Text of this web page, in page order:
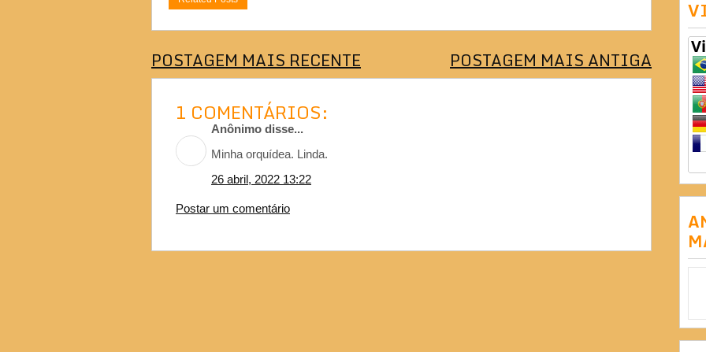
POSTAGEM MAIS RECENTE POSTAGEM MAIS ANTIGA
1 COMENTÁRIOS:
Anônimo disse...
Minha orquídea. Linda.
26 abril, 2022 13:22
Postar um comentário